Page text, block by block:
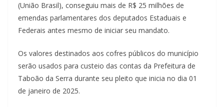
(União Brasil), conseguiu mais de R$ 25 milhões de
emendas parlamentares dos deputados Estaduais e
Federais antes mesmo de iniciar seu mandato.
Os valores destinados aos cofres públicos do município
serão usados para custeio das contas da Prefeitura de
Taboão da Serra durante seu pleito que inicia no dia 01
de janeiro de 2025.